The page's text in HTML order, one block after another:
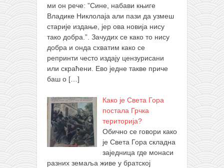
ми он рече: ”Сине, набави књиге
Владике Никлолаја али пази да узмеш
старије издање, јер ова новија нису
тако добра.”. Зачудих се како то нису
добра и онда схватим како се
репринти често издају цензурисани
или скраћени. Ево једне такве приче
баш о […]
Како је Света Гора
постала Грчка
територија?
Обично се говори како
је Света Гора складна
заједница где монаси
разних земаља живе у братској